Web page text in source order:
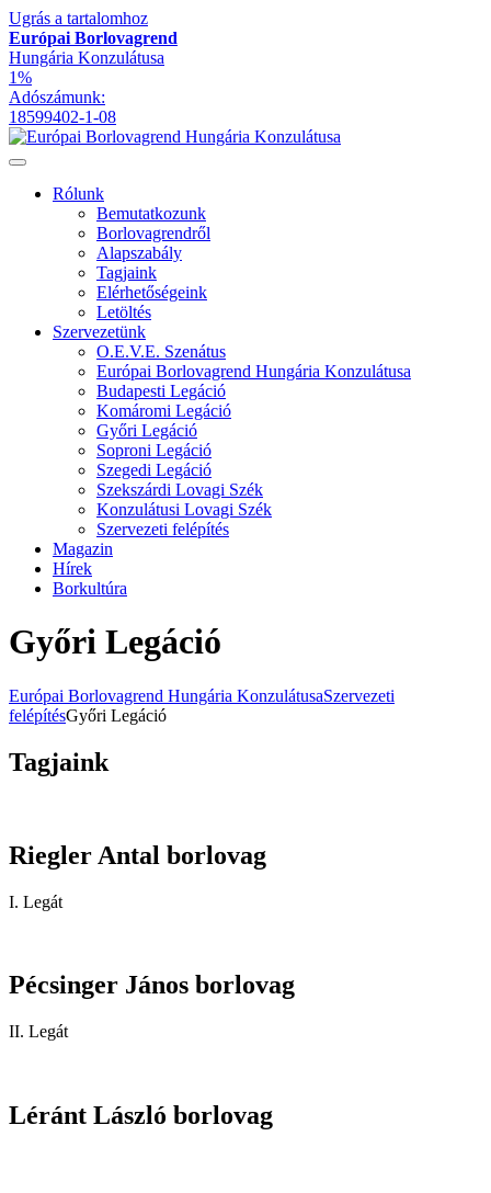
Ugrás a tartalomhoz
Európai Borlovagrend
Hungária Konzulátusa
1%
Adószámunk:
18599402-1-08
Rólunk
Bemutatkozunk
Borlovagrendről
Alapszabály
Tagjaink
Elérhetőségeink
Letöltés
Szervezetünk
O.E.V.E. Szenátus
Európai Borlovagrend Hungária Konzulátusa
Budapesti Legáció
Komáromi Legáció
Győri Legáció
Soproni Legáció
Szegedi Legáció
Szekszárdi Lovagi Szék
Konzulátusi Lovagi Szék
Szervezeti felépítés
Magazin
Hírek
Borkultúra
Győri Legáció
Európai Borlovagrend Hungária KonzulátusaSzervezeti
felépítésGyőri Legáció
Tagjaink
Riegler Antal borlovag
I. Legát
Pécsinger János borlovag
II. Legát
Léránt László borlovag